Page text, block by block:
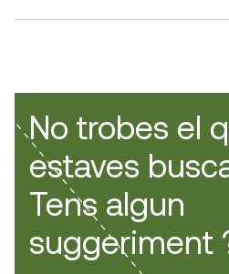
No trobes el
estaves
Tens algun
suggeriment